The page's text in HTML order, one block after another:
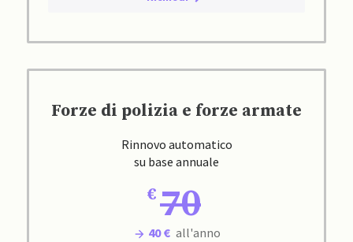
Forze di polizia e forze armate
Rinnovo automatico
su base annuale
70
40 € all'anno